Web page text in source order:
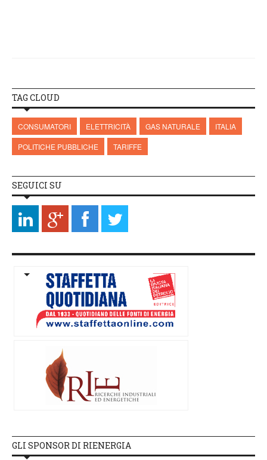
TAG CLOUD
CONSUMATORI ELETTRICITÀ GAS NATURALE
ITALIA
POLITICHE PUBBLICHE
TARIFFE
SEGUICI SU
GLI SPONSOR DI RIENERGIA